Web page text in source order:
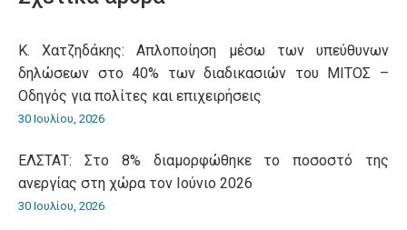
Κ. Χατζηδάκης: Aπλοποίηση μέσω των υπεύθυνων
δηλώσεων στο 40% των διαδικασιών του ΜΙΤΟΣ –
Οδηγός για πολίτες και επιχειρήσεις
30 Ιουλίου, 2026
ΕΛΣΤΑΤ: Στο 8% διαμορφώθηκε το ποσοστό της
ανεργίας στη χώρα τον Ιούνιο 2026
30 Ιουλίου, 2026